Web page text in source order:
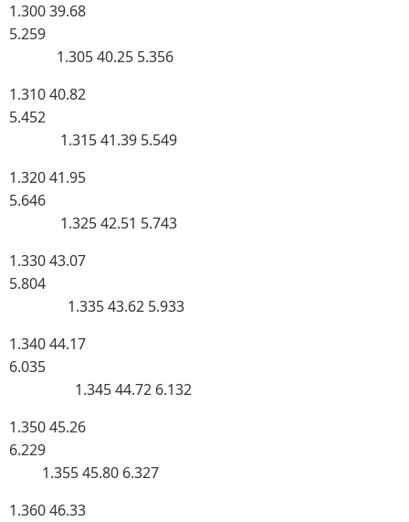
1.300 39.68
5.259
1.305 40.25 5.356
1.310 40.82
5.452
1.315 41.39 5.549
1.320 41.95
5.646
1.325 42.51 5.743
1.330 43.07
5.804
1.335 43.62 5.933
1.340 44.17
6.035
1.345 44.72 6.132
1.350 45.26
6.229
1.355 45.80 6.327
1.360 46.33